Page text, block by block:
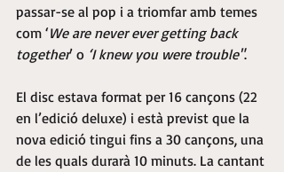
passar-se al pop i a triomfar amb temes
com ‘We are never ever getting back
together’ o ‘I knew you were trouble".
El disc estava format per 16 cançons (22
en l’edició deluxe) i està previst que la
nova edició tingui fins a 30 cançons, una
de les quals durarà 10 minuts. La cantant